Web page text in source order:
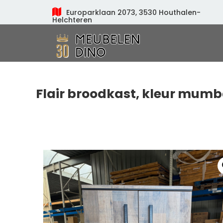
Europarklaan 2073, 3530 Houthalen-
Helchteren
Flair broodkast, kleur